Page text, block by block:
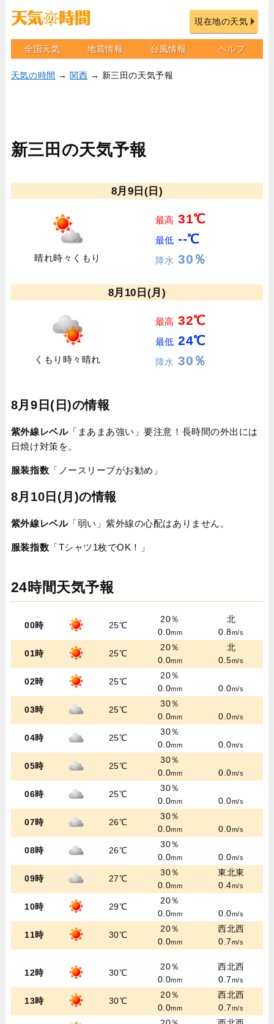
現在地の天気
全国天気 地震情報 台風情報 ヘルプ
天気の時間 → 関西 → 新三田の天気予報
新三田の天気予報
8月9日(日)
晴れ時々くもり
最高 31℃
最低 --℃
降水 30％
8月10日(月)
くもり時々晴れ
最高 32℃
最低 24℃
降水 30％
8月9日(日)の情報
紫外線レベル「まあまあ強い」要注意！長時間の外出には
日焼け対策を。
服装指数 「ノースリーブがお勧め」
8月10日(月)の情報
紫外線レベル「弱い」紫外線の心配はありません。
服装指数 「Tシャツ1枚でOK！」
24時間天気予報
00時 25℃
20％
0.0mm
北
0.8m/s
01時 25℃
20％
0.0mm
北
0.5m/s
02時 25℃
20％
0.0mm 0.0m/s
03時 25℃
30％
0.0mm 0.0m/s
04時 25℃
30％
0.0mm 0.0m/s
05時 25℃
30％
0.0mm 0.0m/s
06時 25℃
30％
0.0mm 0.0m/s
07時 26℃
30％
0.0mm 0.0m/s
08時 26℃
30％
0.0mm 0.0m/s
09時 27℃
30％
0.0mm
東北東
0.4m/s
10時 29℃
20％
0.0mm 0.0m/s
11時 30℃
20％
0.0mm
西北西
0.7m/s
12時 30℃
20％
0.0mm
西北西
0.7m/s
13時 30℃
20％
0.0mm
西北西
0.7m/s